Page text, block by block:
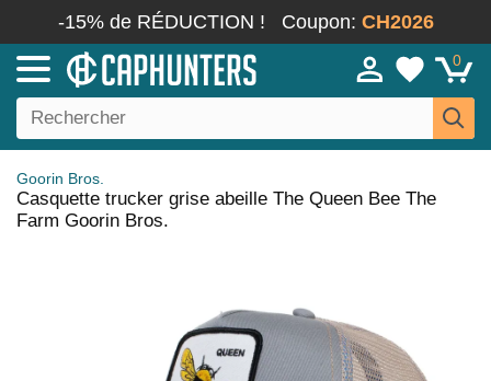
-15% de RÉDUCTION ! Coupon: CH2026
0
Goorin Bros.
Casquette trucker grise abeille The Queen Bee The
Farm Goorin Bros.